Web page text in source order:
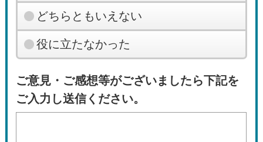
どちらともいえない
役に立たなかった
ご意見・ご感想等がございましたら下記を
ご入力し送信ください。